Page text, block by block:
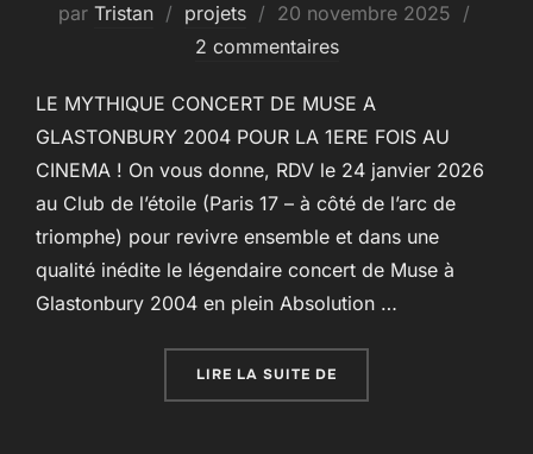
par Tristan projets
Publié
le
20 novembre 2025
2 commentaires
LE MYTHIQUE CONCERT DE MUSE A
GLASTONBURY 2004 POUR LA 1ERE FOIS AU
CINEMA ! On vous donne, RDV le 24 janvier 2026
au Club de l’étoile (Paris 17 – à côté de l’arc de
triomphe) pour revivre ensemble et dans une
qualité inédite le légendaire concert de Muse à
Glastonbury 2004 en plein Absolution …
LIRE LA SUITE DE